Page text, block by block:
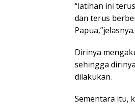
“latihan ini
dan terus
Papua,”jelasnya.
Dirinya
sehingga
dilakukan.
Sementara itu,